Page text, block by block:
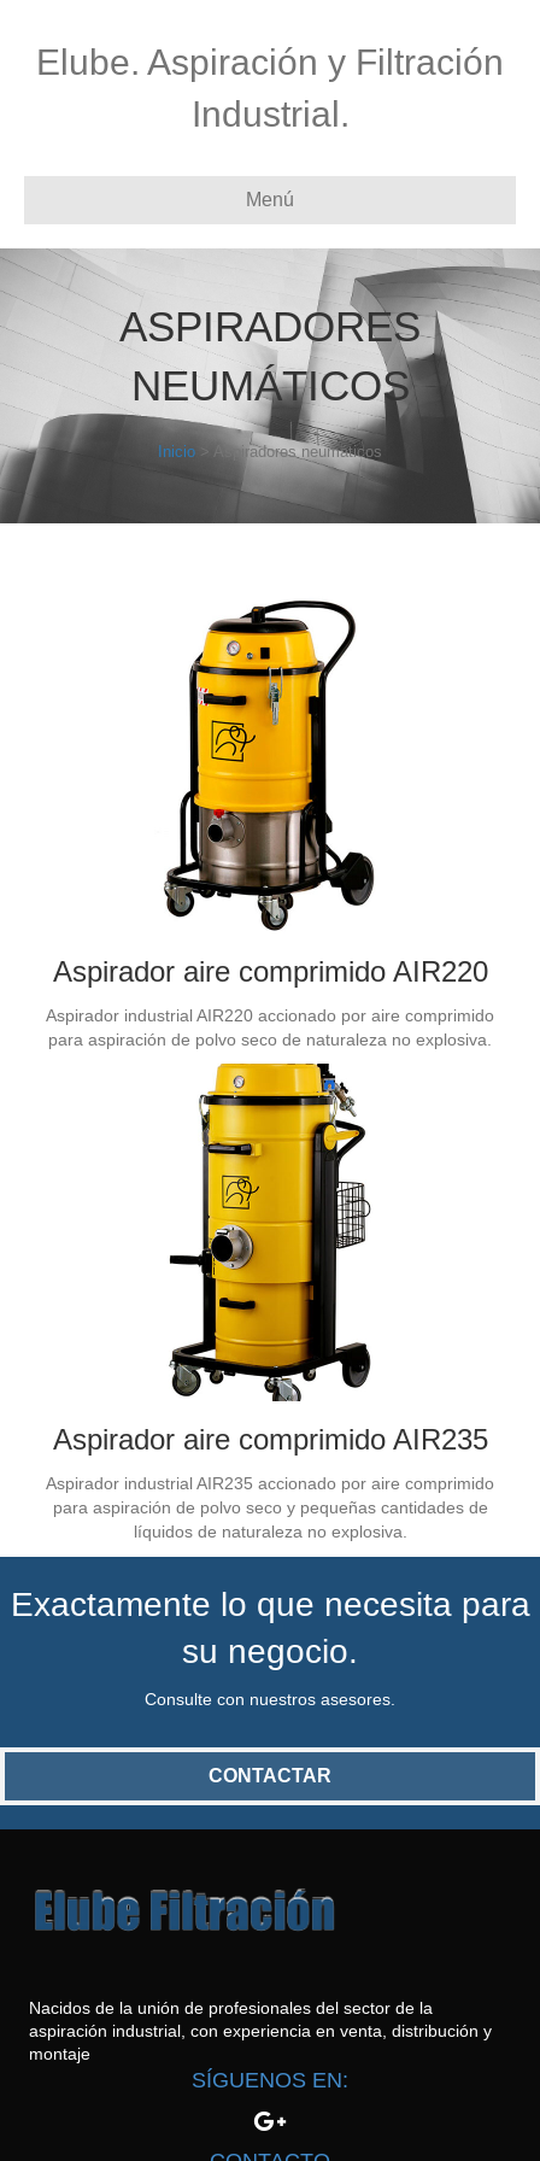
Elube. Aspiración y Filtración
Industrial.
Menú
ASPIRADORES
NEUMÁTICOS
Inicio > Aspiradores neumáticos
Aspirador aire comprimido AIR220
Aspirador industrial AIR220 accionado por aire comprimido
para aspiración de polvo seco de naturaleza no explosiva.
Aspirador aire comprimido AIR235
Aspirador industrial AIR235 accionado por aire comprimido
para aspiración de polvo seco y pequeñas cantidades de
líquidos de naturaleza no explosiva.
Exactamente lo que necesita para
su negocio.
Consulte con nuestros asesores.
CONTACTAR
Nacidos de la unión de profesionales del sector de la
aspiración industrial, con experiencia en venta, distribución y
montaje
SÍGUENOS EN: